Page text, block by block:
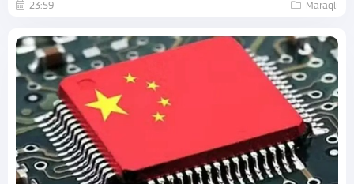
23:59 Maraqlı